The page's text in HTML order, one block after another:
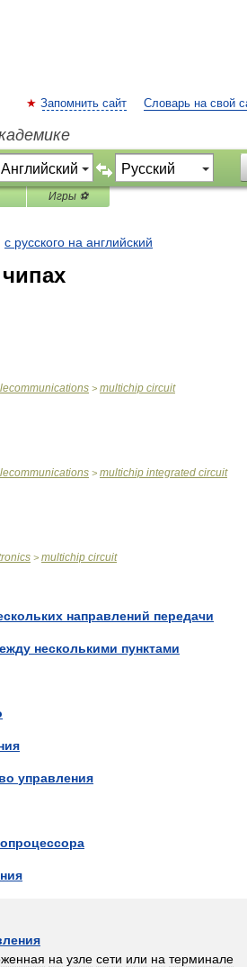
Запомнить сайт Словарь на свой
Игры ⚽
с русского на английский
> multichip circuit
> multichip integrated circuit
> multichip circuit
направлений передачи
несколькими пунктами
управления
на узле сети или на терминале